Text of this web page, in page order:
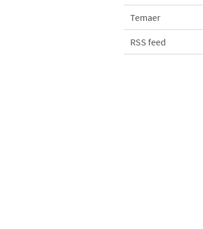
Temaer
RSS feed